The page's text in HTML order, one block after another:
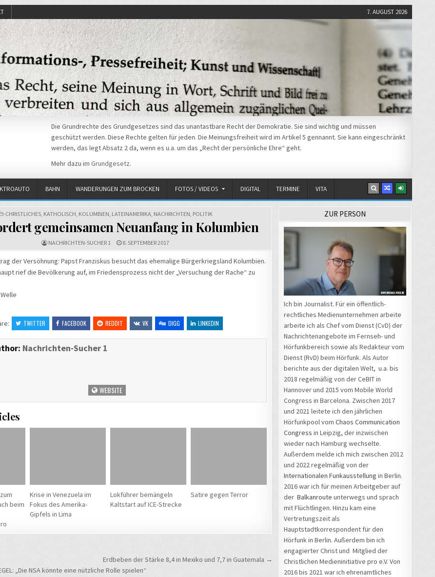
7. AUGUST 2026
Die Grundrechte des Grundgesetzes sind das unantastbare Recht der Demokratie. Sie sind wichtig und müssen
geschützt werden. Diese Rechte gelten für jeden. Die Meinungsfreiheit wird im Artikel 5 gennannt. Sie kann eingeschränkt
werden, das legt Absatz 2 da, wenn es u.a. um das „Recht der persönliche Ehre“ geht.
Mehr dazu im Grundgesetz.
BAHN WANDERUNGEN ZUM BROCKEN FOTOS / VIDEOS DIGITAL TERMINE VITA
POSTED
CHRISTLICHES KATHOLISCH KOLUMBIEN LATEINAMERIKA NACHRICHTEN POLITIK
gemeinsamen Neuanfang in Kolumbien
NACHRICHTEN-SUCHER 1 8. SEPTEMBER 2017
der Versöhnung: Papst Franziskus besucht das ehemalige Bürgerkriegsland Kolumbien.
rief die Bevölkerung auf, im Friedensprozess nicht der „Versuchung der Rache“ zu
TWITTER FACEBOOK REDDIT VK DIGG LINKEDIN
Nachrichten-Sucher 1
WEBSITE
beim
Krise in Venezuela im
Fokus des Amerika-
Gipfels in Lima
Lokführer bemängeln
Kaltstart auf ICE-Strecke
Satire gegen Terror
Erdbeben der Stärke 8,4 in Mexiko und 7,7 in Guatemala →
„Die NSA könnte eine nützliche Rolle spielen“
ZUR PERSON
Ich bin Journalist. Für ein öffentlich-
rechtliches Medienunternehmen arbeite
arbeite ich als Chef vom Dienst (CvD) der
Nachrichtenangebote im Fernseh- und
Hörfunkbereich sowie als Redakteur vom
Dienst (RvD) beim Hörfunk. Als Autor
berichte aus der digitalen Welt, u.a. bis
2018 regelmäßig von der CeBIT in
Hannover und 2015 vom Mobile World
Congress in Barcelona. Zwischen 2017
und 2021 leitete ich den jährlichen
Hörfunkpool vom Chaos Communication
Congress in Leipzig, der inzwischen
wieder nach Hamburg wechselte.
Außerdem melde ich mich zwischen 2012
und 2022 regelmäßig von der
Internationalen Funkausstellung in Berlin.
2016 war ich für meinen Arbeitgeber auf
der Balkanroute unterwegs und sprach
mit Flüchtlingen. Hinzu kam eine
Vertretungszeit als
Hauptstadtkorrespondent für den
Hörfunk in Berlin. Außerdem bin ich
engagierter Christ und Mitglied der
Christlichen Medieninitiative pro e.V. Von
2016 bis 2021 war ich ehrenamtliches